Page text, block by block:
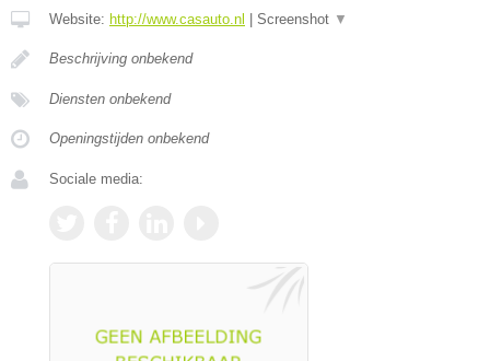
Website: http://www.casauto.nl Screenshot ▼
Beschrijving onbekend
Diensten onbekend
Openingstijden onbekend
Sociale media: